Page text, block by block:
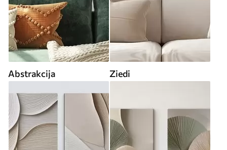
Abstrakcija Ziedi